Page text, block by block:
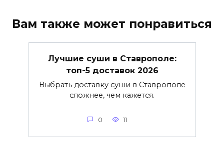
Вам также может понравиться
Лучшие суши в Ставрополе:
топ-5 доставок 2026
Выбрать доставку суши в Ставрополе
сложнее, чем кажется.
0 11